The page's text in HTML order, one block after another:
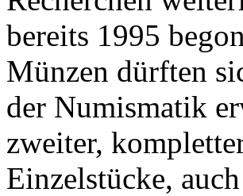
bereits 1995
Münzen dürften
der Numismatik
zweiter,
Einzelstücke,